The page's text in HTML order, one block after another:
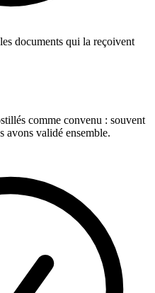
documents qui la reçoivent
comme convenu : souvent
avons validé ensemble.